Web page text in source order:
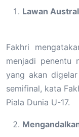
Lawan
Fakhri
menjadi penentu
yang akan
semifinal, kata
Piala Dunia U-17.